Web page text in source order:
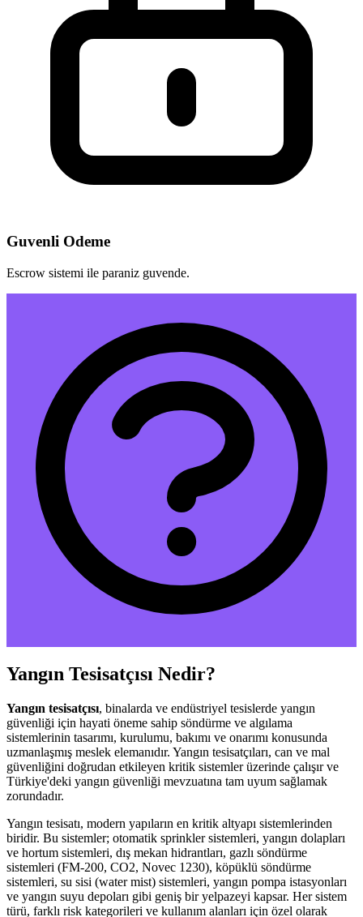
Guvenli Odeme
Escrow sistemi ile paraniz guvende.
Yangın Tesisatçısı Nedir?
Yangın tesisatçısı, binalarda ve endüstriyel tesislerde yangın
güvenliği için hayati öneme sahip söndürme ve algılama
sistemlerinin tasarımı, kurulumu, bakımı ve onarımı konusunda
uzmanlaşmış meslek elemanıdır. Yangın tesisatçıları, can ve mal
güvenliğini doğrudan etkileyen kritik sistemler üzerinde çalışır ve
Türkiye'deki yangın güvenliği mevzuatına tam uyum sağlamak
zorundadır.
Yangın tesisatı, modern yapıların en kritik altyapı sistemlerinden
biridir. Bu sistemler; otomatik sprinkler sistemleri, yangın dolapları
ve hortum sistemleri, dış mekan hidrantları, gazlı söndürme
sistemleri (FM-200, CO2, Novec 1230), köpüklü söndürme
sistemleri, su sisi (water mist) sistemleri, yangın pompa istasyonları
ve yangın suyu depoları gibi geniş bir yelpazeyi kapsar. Her sistem
türü, farklı risk kategorileri ve kullanım alanları için özel olarak